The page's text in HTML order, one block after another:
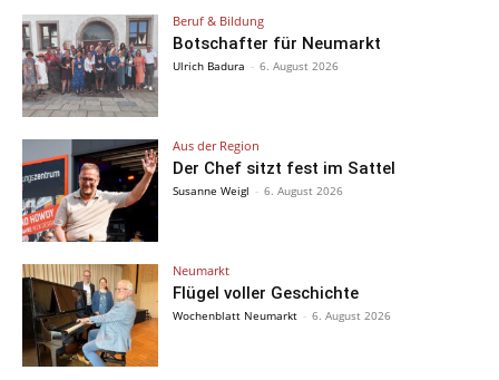
Beruf & Bildung
Botschafter für Neumarkt
Ulrich Badura - 6. August 2026
Aus der Region
Der Chef sitzt fest im Sattel
Susanne Weigl - 6. August 2026
Neumarkt
Flügel voller Geschichte
Wochenblatt Neumarkt - 6. August 2026